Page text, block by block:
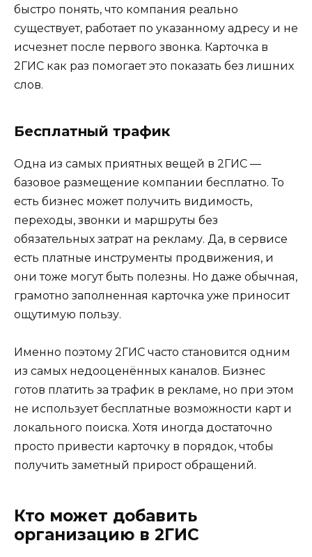
быстро понять, что компания реально
существует, работает по указанному адресу и не
исчезнет после первого звонка. Карточка в
2ГИС как раз помогает это показать без лишних
слов.
Бесплатный трафик
Одна из самых приятных вещей в 2ГИС —
базовое размещение компании бесплатно. То
есть бизнес может получить видимость,
переходы, звонки и маршруты без
обязательных затрат на рекламу. Да, в сервисе
есть платные инструменты продвижения, и
они тоже могут быть полезны. Но даже обычная,
грамотно заполненная карточка уже приносит
ощутимую пользу.
Именно поэтому 2ГИС часто становится одним
из самых недооценённых каналов. Бизнес
готов платить за трафик в рекламе, но при этом
не использует бесплатные возможности карт и
локального поиска. Хотя иногда достаточно
просто привести карточку в порядок, чтобы
получить заметный прирост обращений.
Кто может добавить
организацию в 2ГИС